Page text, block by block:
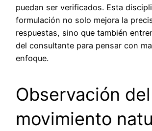
puedan ser verificados. Esta
formulación no solo mejora la
respuestas, sino que también
del consultante para pensar con
enfoque.
Observación del
movimiento